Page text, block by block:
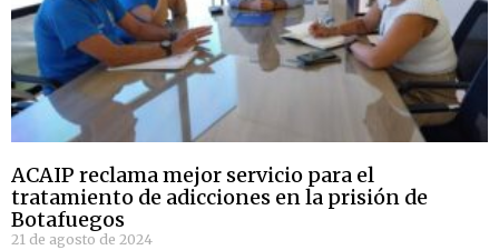
ACAIP reclama mejor servicio para el
tratamiento de adicciones en la prisión de
Botafuegos
21 de agosto de 2024